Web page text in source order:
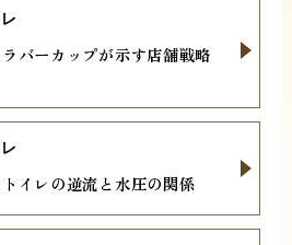
バーカップが示す店舗戦略
イレの逆流と水圧の関係